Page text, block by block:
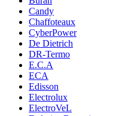
Candy
Chaffoteaux
CyberPower
De Dietrich
DR-Termo
E.C.A
ECA
Edisson
Electrolux
ElectroVeL